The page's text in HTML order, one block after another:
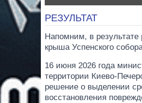
РЕЗУЛЬТАТ
Напомним, в
крыша Успенского
16 июня 2026 года
территории Киево-
решение о выделении
восстановления